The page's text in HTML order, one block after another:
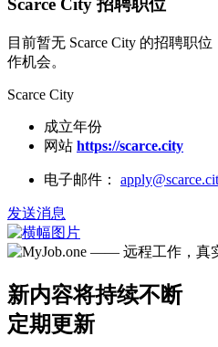
Scarce City 招聘职位
目前暂无 Scarce City 的招聘职
作机会。
Scarce City
成立年份
网站 https://scarce.city
电子邮件：
发送消息
新内容将持续不断
定期更新